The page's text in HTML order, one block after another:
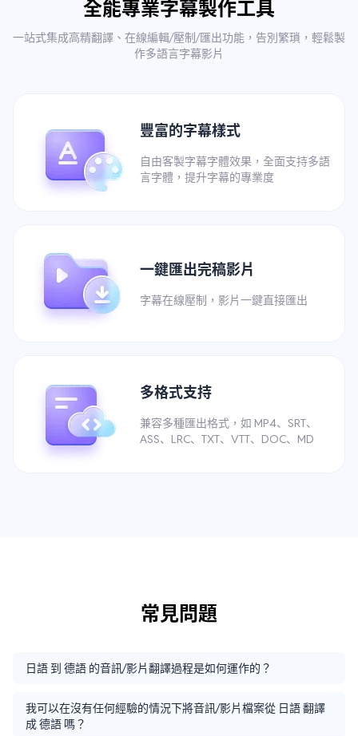
全能專業字幕製作工具
一站式集成高精翻譯、在線編輯/壓制/匯出功能，告別繁瑣，輕鬆製
作多語言字幕影片
豐富的字幕樣式
自由客製字幕字體效果，全面支持多語
言字體，提升字幕的專業度
一鍵匯出完稿影片
字幕在線壓制，影片一鍵直接匯出
多格式支持
兼容多種匯出格式，如 MP4、SRT、
ASS、LRC、TXT、VTT、DOC、MD
常見問題
日語 到 德語 的音訊/影片翻譯過程是如何運作的？
我可以在沒有任何經驗的情況下將音訊/影片檔案從 日語 翻譯
成 德語 嗎？